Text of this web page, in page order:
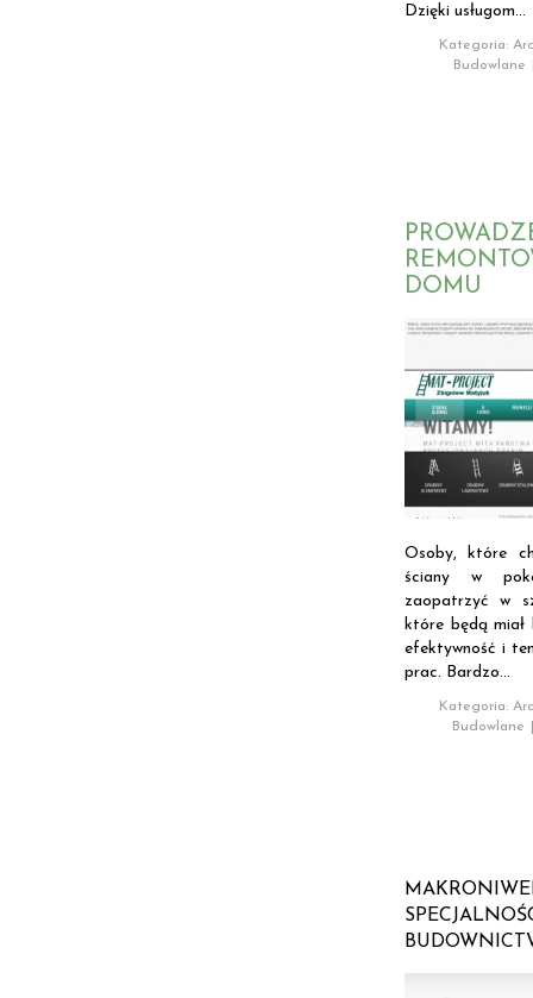
Dzięki usługom...
Kategoria:
Budowlane
DOMU
Osoby, które
ściany w
zaopatrzyć w
które będą miał
efektywność i
prac. Bardzo...
Kategoria:
Budowlane